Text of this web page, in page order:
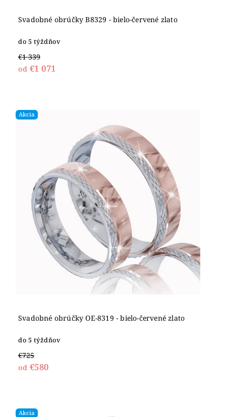
Svadobné obrúčky B8329 - bielo-červené zlato
do 5 týždňov
€1 339
od €1 071
Akcia
Svadobné obrúčky OE-8319 - bielo-červené zlato
do 5 týždňov
€725
od €580
Akcia